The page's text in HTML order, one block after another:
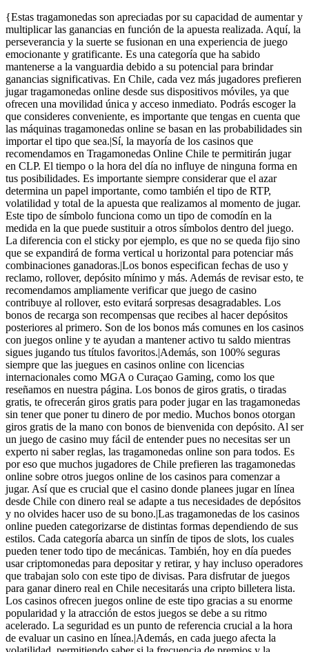
{Estas tragamonedas son apreciadas por su capacidad de aumentar y
multiplicar las ganancias en función de la apuesta realizada. Aquí, la
perseverancia y la suerte se fusionan en una experiencia de juego
emocionante y gratificante. Es una categoría que ha sabido
mantenerse a la vanguardia debido a su potencial para brindar
ganancias significativas. En Chile, cada vez más jugadores prefieren
jugar tragamonedas online desde sus dispositivos móviles, ya que
ofrecen una movilidad única y acceso inmediato. Podrás escoger la
que consideres conveniente, es importante que tengas en cuenta que
las máquinas tragamonedas online se basan en las probabilidades sin
importar el tipo que sea.|Sí, la mayoría de los casinos que
recomendamos en Tragamonedas Online Chile te permitirán jugar
en CLP. El tiempo o la hora del día no influye de ninguna forma en
tus posibilidades. Es importante siempre considerar que el azar
determina un papel importante, como también el tipo de RTP,
volatilidad y total de la apuesta que realizamos al momento de jugar.
Este tipo de símbolo funciona como un tipo de comodín en la
medida en la que puede sustituir a otros símbolos dentro del juego.
La diferencia con el sticky por ejemplo, es que no se queda fijo sino
que se expandirá de forma vertical u horizontal para potenciar más
combinaciones ganadoras.|Los bonos especifican fechas de uso y
reclamo, rollover, depósito mínimo y más. Además de revisar esto, te
recomendamos ampliamente verificar que juego de casino
contribuye al rollover, esto evitará sorpresas desagradables. Los
bonos de recarga son recompensas que recibes al hacer depósitos
posteriores al primero. Son de los bonos más comunes en los casinos
con juegos online y te ayudan a mantener activo tu saldo mientras
sigues jugando tus títulos favoritos.|Además, son 100% seguras
siempre que las juegues en casinos online con licencias
internacionales como MGA o Curaçao Gaming, como los que
reseñamos en nuestra página. Los bonos de giros gratis, o tiradas
gratis, te ofrecerán giros gratis para poder jugar en las tragamonedas
sin tener que poner tu dinero de por medio. Muchos bonos otorgan
giros gratis de la mano con bonos de bienvenida con depósito. Al ser
un juego de casino muy fácil de entender pues no necesitas ser un
experto ni saber reglas, las tragamonedas online son para todos. Es
por eso que muchos jugadores de Chile prefieren las tragamonedas
online sobre otros juegos online de los casinos para comenzar a
jugar. Así que es crucial que el casino donde planees jugar en línea
desde Chile con dinero real se adapte a tus necesidades de depósitos
y no olvides hacer uso de su bono.|Las tragamonedas de los casinos
online pueden categorizarse de distintas formas dependiendo de sus
estilos. Cada categoría abarca un sinfín de tipos de slots, los cuales
pueden tener todo tipo de mecánicas. También, hoy en día puedes
usar criptomonedas para depositar y retirar, y hay incluso operadores
que trabajan solo con este tipo de divisas. Para disfrutar de juegos
para ganar dinero real en Chile necesitarás una cripto billetera lista.
Los casinos ofrecen juegos online de este tipo gracias a su enorme
popularidad y la atracción de estos juegos se debe a su ritmo
acelerado. La seguridad es un punto de referencia crucial a la hora
de evaluar un casino en línea.|Además, en cada juego afecta la